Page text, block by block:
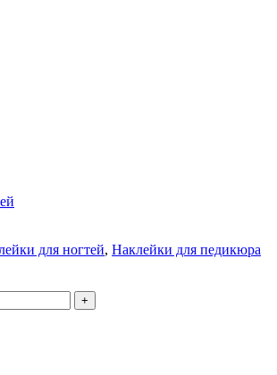
для ногтей, Наклейки для педикюра